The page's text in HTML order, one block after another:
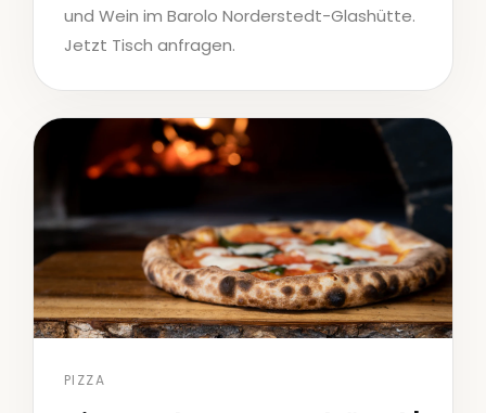
und Wein im Barolo Norderstedt-Glashütte.
Jetzt Tisch anfragen.
PIZZA